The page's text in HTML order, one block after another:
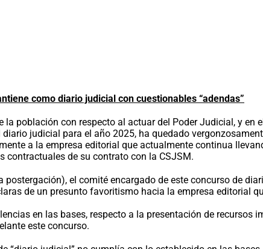
como diario judicial con cuestionables “adendas”
población con respecto al actuar del Poder Judicial, y en
judicial para el año 2025, ha quedado
a la empresa editorial que actualmente continua
contractuales de su contrato con la CSJSM.
el comité encargado de este concurso de
de un presunto favoritismo hacia la empresa editorial
en las bases, respecto a la presentación de recursos
este concurso.